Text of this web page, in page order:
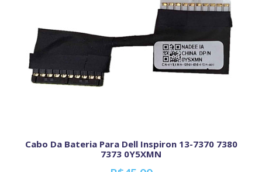
Cabo Da Bateria Para Dell Inspiron 13-7370 7380
7373 0Y5XMN